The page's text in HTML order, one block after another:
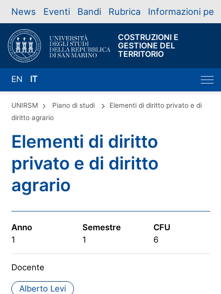
News Eventi Bandi Rubrica Informazioni per
COSTRUZIONI E
GESTIONE DEL
TERRITORIO
EN IT
UNIRSM Piano di studi
Elementi di diritto privato e di
diritto agrario
Elementi di diritto
privato e di diritto
agrario
Anno
1
Semestre
1
CFU
6
Docente
Alberto Levi